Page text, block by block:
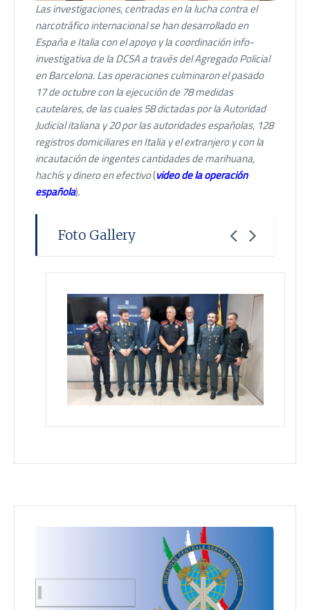
Las investigaciones, centradas en la lucha contra el
narcotráfico internacional se han desarrollado en
España e Italia con el apoyo y la coordinación info-
investigativa de la DCSA a través del Agregado Policial
en Barcelona. Las operaciones culminaron el pasado
17 de octubre con la ejecución de 78 medidas
cautelares, de las cuales 58 dictadas por la Autoridad
Judicial italiana y 20 por las autoridades españolas, 128
registros domiciliares en Italia y el extranjero y con la
incautación de ingentes cantidades de marihuana,
hachís y dinero en efectivo(video de la operación
española).
Foto Gallery